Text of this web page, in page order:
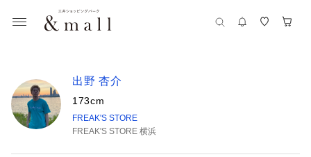
出野 杏介
173cm
FREAK'S STORE
FREAK'S STORE 横浜